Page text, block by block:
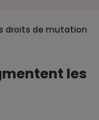
droits de mutation
les